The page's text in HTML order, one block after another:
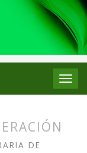
Colecciones
DE